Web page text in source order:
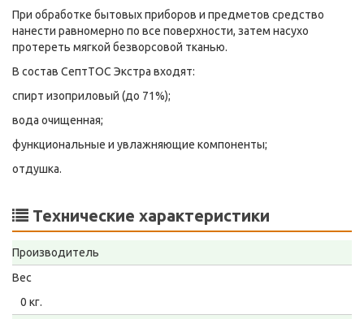
При обработке бытовых приборов и предметов средство
нанести равномерно по все поверхности, затем насухо
протереть мягкой безворсовой тканью.
В состав СептТОС Экстра входят:
спирт изоприловый (до 71%);
вода очищенная;
функциональные и увлажняющие компоненты;
отдушка.
Технические характеристики
Производитель
Вес
0 кг.